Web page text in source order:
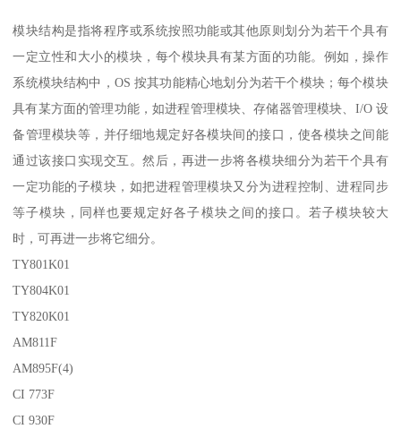
模块结构是指将程序或系统按照功能或其他原则划分为若干个具有
一定立性和大小的模块，每个模块具有某方面的功能。例如，操作
系统模块结构中，OS 按其功能精心地划分为若干个模块；每个模块
具有某方面的管理功能，如进程管理模块、存储器管理模块、I/O 设
备管理模块等，并仔细地规定好各模块间的接口，使各模块之间能
通过该接口实现交互。然后，再进一步将各模块细分为若干个具有
一定功能的子模块，如把进程管理模块又分为进程控制、进程同步
等子模块，同样也要规定好各子模块之间的接口。若子模块较大
时，可再进一步将它细分。
TY801K01
TY804K01
TY820K01
AM811F
AM895F(4)
CI 773F
CI 930F